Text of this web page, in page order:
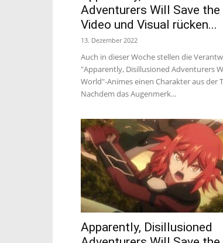
Adventurers Will Save the
Video und Visual rücken...
13. Dezember 2022
Auch in dieser Woche stellen die
"Apparently, Disillusioned Adventurers
World"-Animes einen Charakter aus der
Nachdem das Augenmerk...
Apparently, Disillusioned